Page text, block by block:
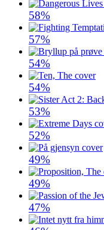
58%
57%
54%
54%
53%
52%
49%
49%
47%